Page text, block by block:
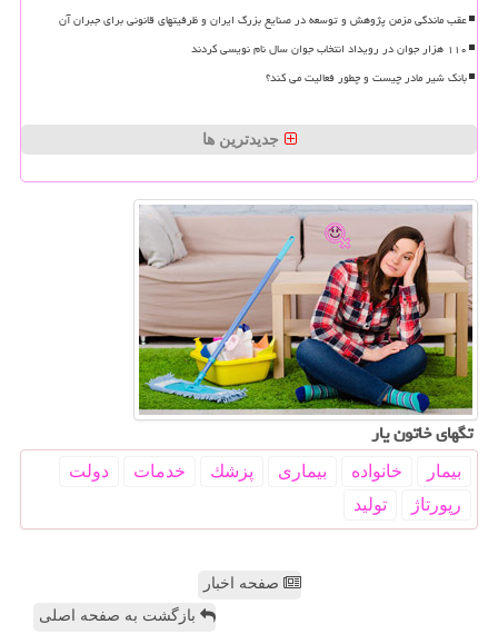
عقب ماندگی مزمن پژوهش و توسعه در صنایع بزرگ ایران و ظرفیتهای قانونی برای جبران آن
۱۱۰ هزار جوان در رویداد انتخاب جوان سال نام نویسی کردند
بانک شیر مادر چیست و چطور فعالیت می کند؟
جدیدترین ها
تگهای خاتون یار
بیمار خانواده بیماری پزشك خدمات
دولت
رپورتاژ
تولید
صفحه اخبار
بازگشت به صفحه اصلی